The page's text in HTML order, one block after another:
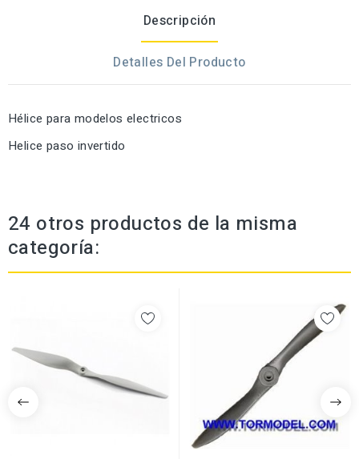
Descripción
Detalles Del Producto
Hélice para modelos electricos
Helice paso invertido
24 otros productos de la misma
categoría: